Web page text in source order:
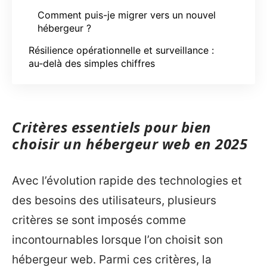
Comment puis-je migrer vers un nouvel
hébergeur ?
Résilience opérationnelle et surveillance :
au‑delà des simples chiffres
Critères essentiels pour bien
choisir un hébergeur web en 2025
Avec l’évolution rapide des technologies et
des besoins des utilisateurs, plusieurs
critères se sont imposés comme
incontournables lorsque l’on choisit son
hébergeur web. Parmi ces critères, la